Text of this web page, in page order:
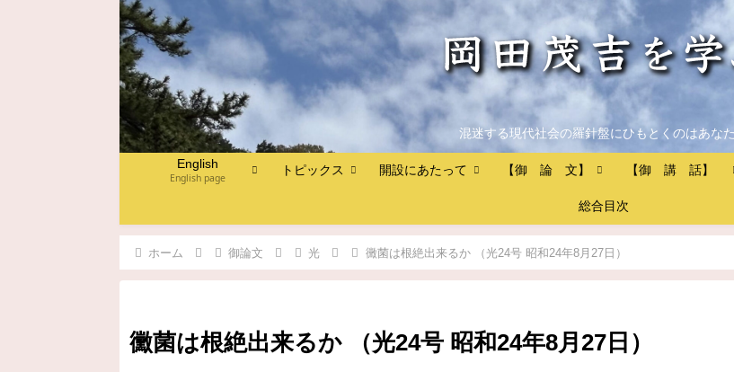
混迷する現代社会の羅針盤にひもとくのはあなた
English
English page
トピックス 開設にあたって 【御 論 文】 【御 講 話】
総合目次
ホーム 御論文 光 黴菌は根絶出来るか （光24号 昭和24年8月27日）
黴菌は根絶出来るか （光24号 昭和24年8月27日）